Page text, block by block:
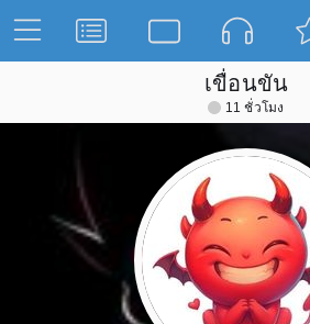
เขื่อนขัน
11 ชั่วโมง